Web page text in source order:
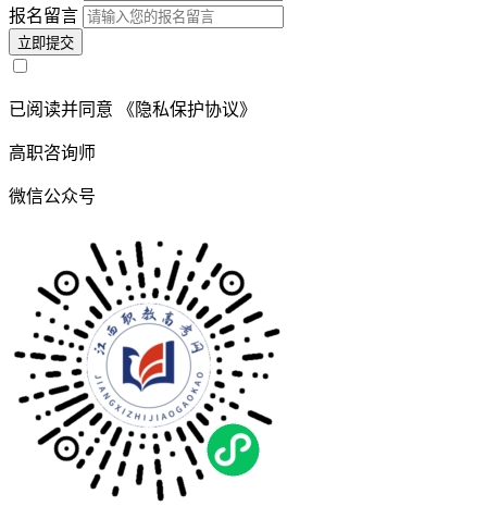
报名留言
立即提交
已阅读并同意 《隐私保护协议》
高职咨询师
微信公众号